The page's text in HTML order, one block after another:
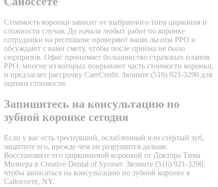
Стоимость коронки зависит от выбранного типа циркония и
сложности случая. До начала любых работ по коронке
сотрудники на ресепшене проверяют ваши льготы PPO и
обсуждают с вами смету, чтобы после приёма не было
сюрпризов. Офис принимает большинство страховых планов
PPO, многие из которых покрывают часть стоимости коронки,
и предлагает рассрочку CareCredit. Звоните (516) 921-3290 для
оценки стоимости.
Запишитесь на консультацию по
зубной коронке сегодня
Если у вас есть треснувший, ослабленный или стёртый зуб,
защитите его, прежде чем он разрушится дальше.
Восстановите его циркониевой коронкой от Доктора Тима
Мознера в Creative Dental of Syosset. Звоните (516) 921-3290,
чтобы записаться на консультацию по зубной коронке в
Сайоссете, NY.